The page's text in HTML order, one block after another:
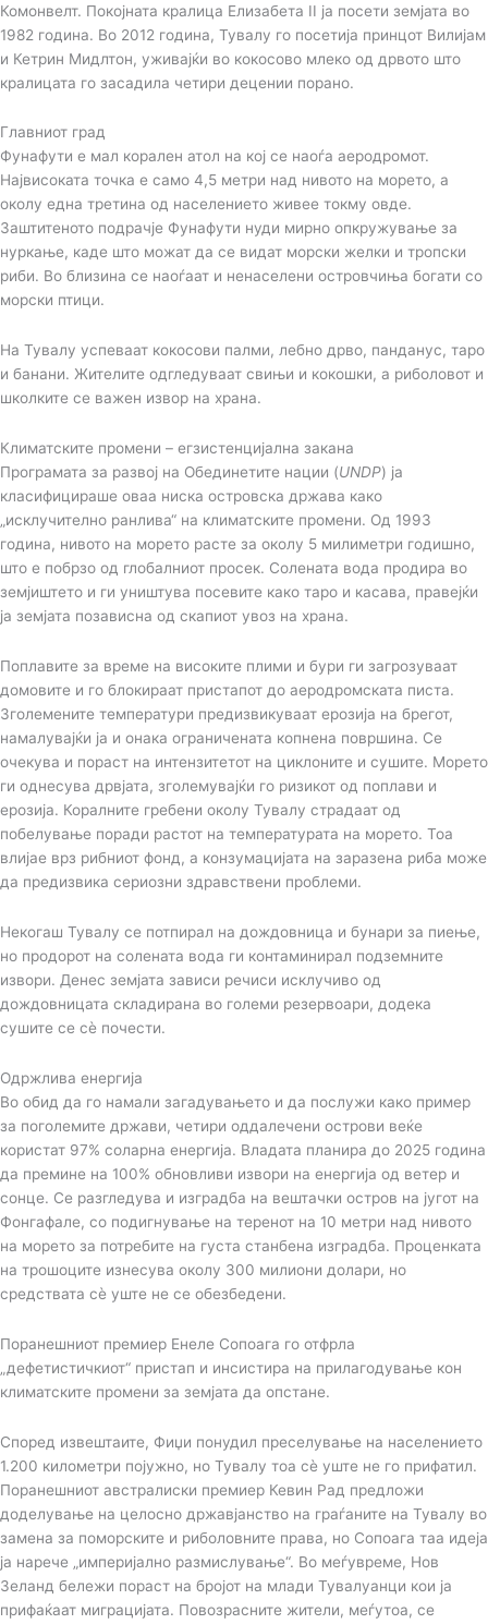
Комонвелт. Покојната кралица Елизабета II ја посети земјата во
1982 година. Во 2012 година, Тувалу го посетија принцот Вилијам
и Кетрин Мидлтон, уживајќи во кокосово млеко од дрвото што
кралицата го засадила четири децении порано.
Главниот град
Фунафути е мал корален атол на кој се наоѓа аеродромот.
Највисоката точка е само 4,5 метри над нивото на морето, а
околу една третина од населението живее токму овде.
Заштитеното подрачје Фунафути нуди мирно опкружување за
нуркање, каде што можат да се видат морски желки и тропски
риби. Во близина се наоѓаат и ненаселени островчиња богати со
морски птици.
На Тувалу успеваат кокосови палми, лебно дрво, панданус, таро
и банани. Жителите одгледуваат свињи и кокошки, а риболовот и
школките се важен извор на храна.
Климатските промени – егзистенцијална закана
Програмата за развој на Обединетите нации (UNDP) ја
класифицираше оваа ниска островска држава како
„исклучително ранлива“ на климатските промени. Од 1993
година, нивото на морето расте за околу 5 милиметри годишно,
што е побрзо од глобалниот просек. Солената вода продира во
земјиштето и ги уништува посевите како таро и касава, правејќи
ја земјата позависна од скапиот увоз на храна.
Поплавите за време на високите плими и бури ги загрозуваат
домовите и го блокираат пристапот до аеродромската писта.
Зголемените температури предизвикуваат ерозија на брегот,
намалувајќи ја и онака ограничената копнена површина. Се
очекува и пораст на интензитетот на циклоните и сушите. Морето
ги однесува дрвјата, зголемувајќи го ризикот од поплави и
ерозија. Коралните гребени околу Тувалу страдаат од
побелување поради растот на температурата на морето. Тоа
влијае врз рибниот фонд, а конзумацијата на заразена риба може
да предизвика сериозни здравствени проблеми.
Некогаш Тувалу се потпирал на дождовница и бунари за пиење,
но продорот на солената вода ги контаминирал подземните
извори. Денес земјата зависи речиси исклучиво од
дождовницата складирана во големи резервоари, додека
сушите се сè почести.
Одржлива енергија
Во обид да го намали загадувањето и да послужи како пример
за поголемите држави, четири оддалечени острови веќе
користат 97% соларна енергија. Владата планира до 2025 година
да премине на 100% обновливи извори на енергија од ветер и
сонце. Се разгледува и изградба на вештачки остров на југот на
Фонгафале, со подигнување на теренот на 10 метри над нивото
на морето за потребите на густа станбена изградба. Проценката
на трошоците изнесува околу 300 милиони долари, но
средствата сè уште не се обезбедени.
Поранешниот премиер Енеле Сопоага го отфрла
„дефетистичкиот“ пристап и инсистира на прилагодување кон
климатските промени за земјата да опстане.
Според извештаите, Фиџи понудил преселување на населението
1.200 километри појужно, но Тувалу тоа сè уште не го прифатил.
Поранешниот австралиски премиер Кевин Рад предложи
доделување на целосно државјанство на граѓаните на Тувалу во
замена за поморските и риболовните права, но Сопоага таа идеја
ја нарече „империјално размислување“. Во меѓувреме, Нов
Зеланд бележи пораст на бројот на млади Тувалуанци кои ја
прифаќаат миграцијата. Повозрасните жители, меѓутоа, се